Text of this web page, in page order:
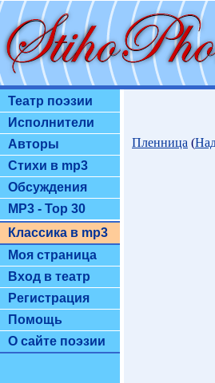
Театр поэзии
Исполнители
Авторы
Стихи в mp3
Обсуждения
MP3 - Top 30
Классика в mp3
Моя страница
Вход в театр
Регистрация
Помощь
О сайте поэзии
Пленница (